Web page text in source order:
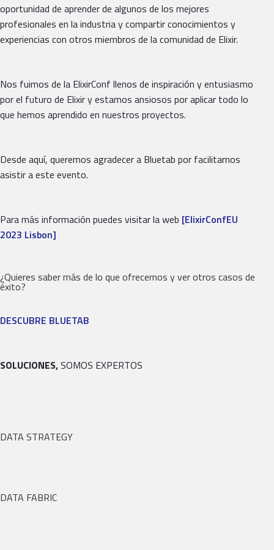
oportunidad de aprender de algunos de los mejores
profesionales en la industria y compartir conocimientos y
experiencias con otros miembros de la comunidad de Elixir.
Nos fuimos de la ElixirConf llenos de inspiración y entusiasmo
por el futuro de Elixir y estamos ansiosos por aplicar todo lo
que hemos aprendido en nuestros proyectos.
Desde aquí, queremos agradecer a Bluetab por facilitarnos
asistir a este evento.
Para más información puedes visitar la web [ElixirConfEU
2023 Lisbon]
¿Quieres saber más de lo que ofrecemos y ver otros casos de
éxito?
DESCUBRE BLUETAB
SOLUCIONES,SOMOS EXPERTOS
DATA STRATEGY
DATA FABRIC